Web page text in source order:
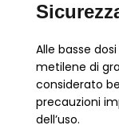
Alle basse
metilene di
considerato
precauzioni
dell’uso.